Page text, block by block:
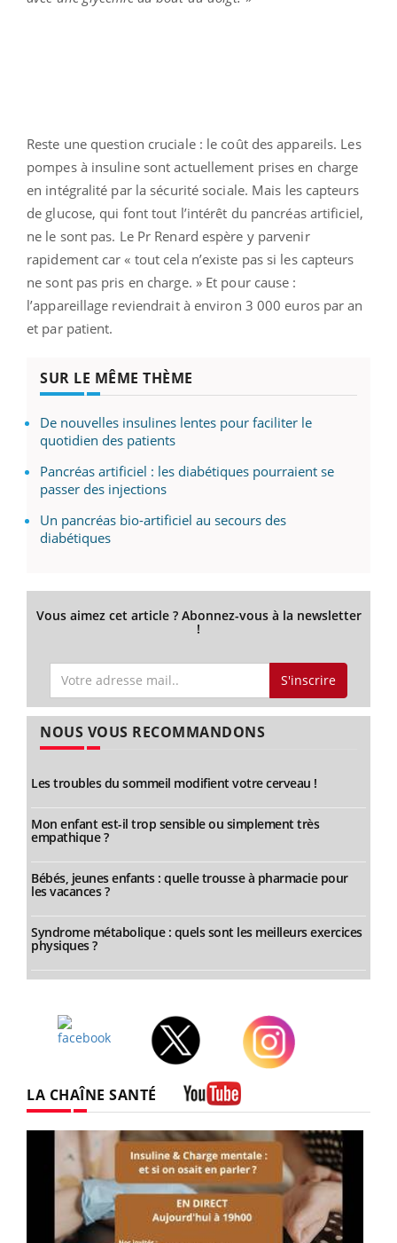
Reste une question cruciale : le coût des appareils. Les
pompes à insuline sont actuellement prises en charge
en intégralité par la sécurité sociale. Mais les capteurs
de glucose, qui font tout l’intérêt du pancréas artificiel,
ne le sont pas. Le Pr Renard espère y parvenir
rapidement car « tout cela n’existe pas si les capteurs
ne sont pas pris en charge. » Et pour cause :
l’appareillage reviendrait à environ 3 000 euros par an
et par patient.
SUR LE MÊME THÈME
De nouvelles insulines lentes pour faciliter le
quotidien des patients
Pancréas artificiel : les diabétiques pourraient se
passer des injections
Un pancréas bio-artificiel au secours des
diabétiques
Vous aimez cet article ? Abonnez-vous à la newsletter
!
S'inscrire
NOUS VOUS RECOMMANDONS
Les troubles du sommeil modifient votre cerveau !
Mon enfant est-il trop sensible ou simplement très
empathique ?
Bébés, jeunes enfants : quelle trousse à pharmacie pour
les vacances ?
Syndrome métabolique : quels sont les meilleurs exercices
physiques ?
LA CHAÎNE SANTÉ